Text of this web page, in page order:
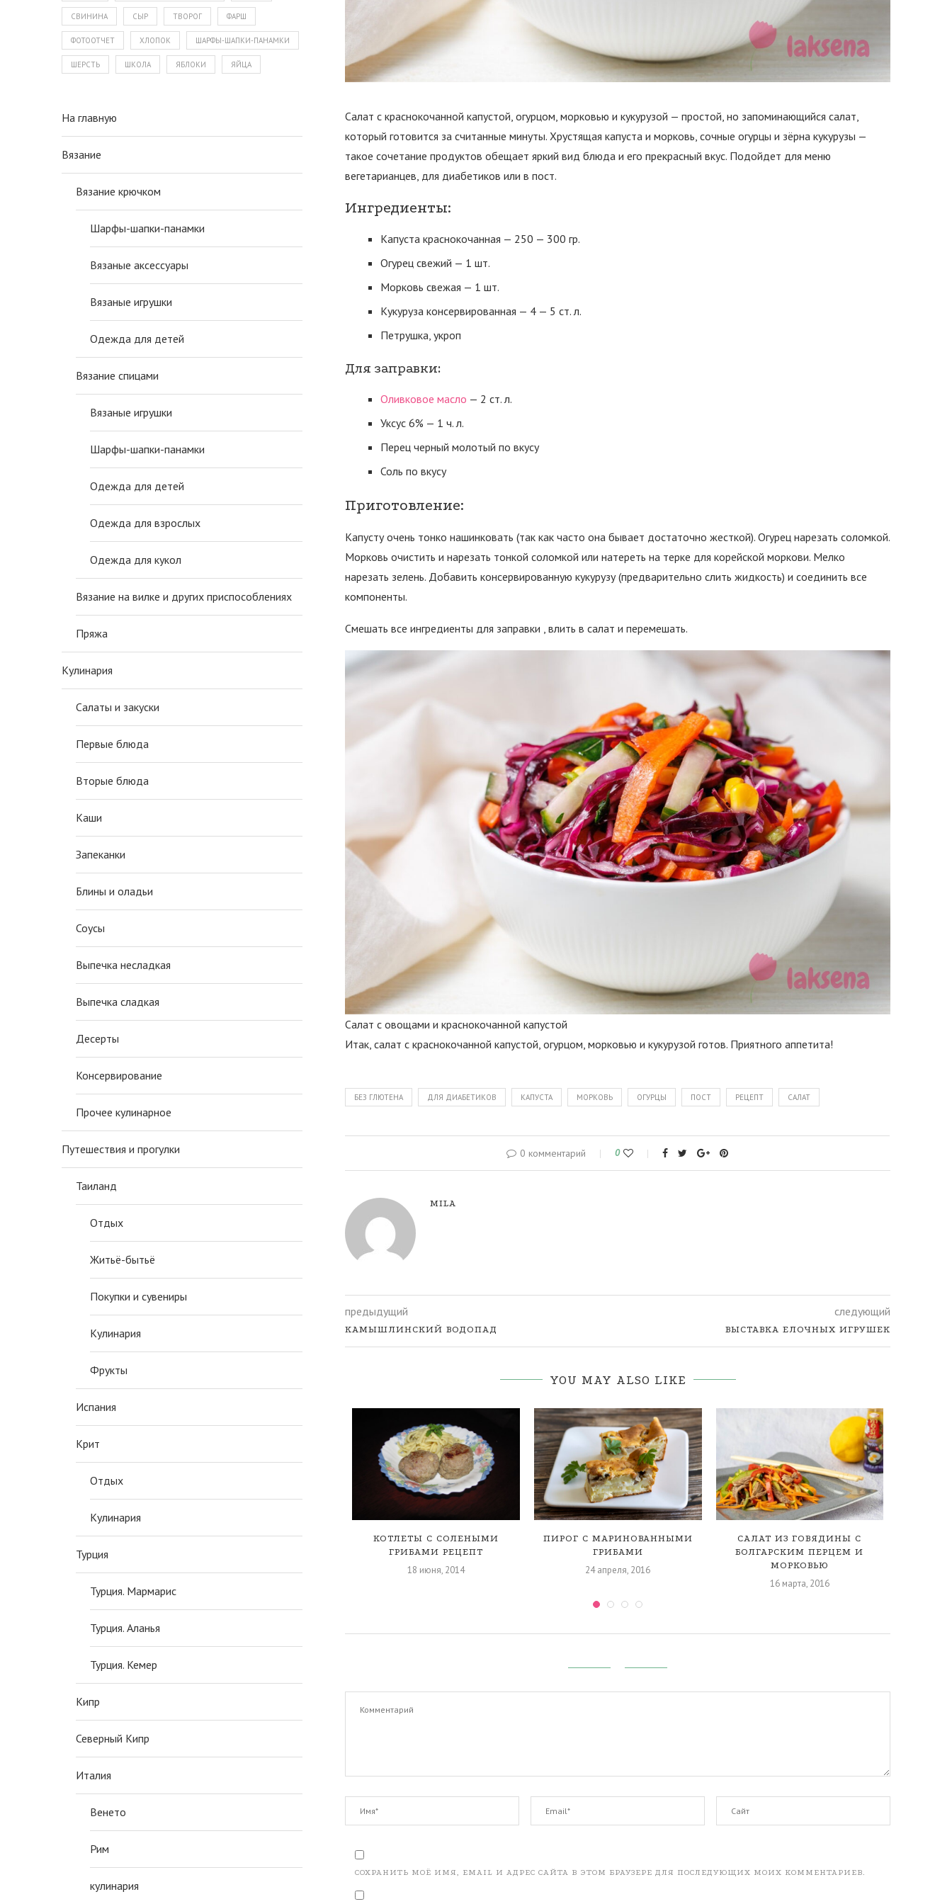
Салат с краснокочанной капустой, огурцом, морковью и кукурузой — простой, но запоминающийся салат,
который готовится за считанные минуты. Хрустящая капуста и морковь, сочные огурцы и зёрна кукурузы —
такое сочетание продуктов обещает яркий вид блюда и его прекрасный вкус. Подойдет для меню
вегетарианцев, для диабетиков или в пост.
Ингредиенты:
Капуста краснокочанная — 250 — 300 гр.
Огурец свежий — 1 шт.
Морковь свежая — 1 шт.
Кукуруза консервированная — 4 — 5 ст. л.
Петрушка, укроп
Для заправки:
Оливковое масло — 2 ст. л.
Уксус 6% — 1 ч. л.
Перец черный молотый по вкусу
Соль по вкусу
Приготовление:
Капусту очень тонко нашинковать (так как часто она бывает достаточно жесткой). Огурец нарезать соломкой.
Морковь очистить и нарезать тонкой соломкой или натереть на терке для корейской моркови. Мелко
нарезать зелень. Добавить консервированную кукурузу (предварительно слить жидкость) и соединить все
компоненты.
Смешать все ингредиенты для заправки , влить в салат и перемешать.
Салат с овощами и краснокочанной капустой
Итак, салат с краснокочанной капустой, огурцом, морковью и кукурузой готов. Приятного аппетита!
БЕЗ ГЛЮТЕНА ДЛЯ ДИАБЕТИКОВ КАПУСТА МОРКОВЬ ОГУРЦЫ ПОСТ РЕЦЕПТ САЛАТ
0 комментарий 0
MILA
предыдущий
КАМЫШЛИНСКИЙ ВОДОПАД
следующий
ВЫСТАВКА ЕЛОЧНЫХ ИГРУШЕК
YOU MAY ALSO LIKE
ПИРОГ ОРЕХОВЫЙ ПУХ
26 августа, 2023
ПАСТА С ТЫКВЕННЫМИ
КОТЛЕТЫ С СОЛЕНЫМИ
ГРИБАМИ РЕЦЕПТ
18 июня, 2014
ПИРОГ С МАРИНОВАННЫМИ
ГРИБАМИ
24 апреля, 2016
САЛАТ ИЗ ГОВЯДИНЫ С
БОЛГАРСКИМ ПЕРЦЕМ И
МОРКОВЬЮ
16 марта, 2016
СОХРАНИТЬ МОЁ ИМЯ, EMAIL И АДРЕС САЙТА В ЭТОМ БРАУЗЕРЕ ДЛЯ ПОСЛЕДУЮЩИХ МОИХ КОММЕНТАРИЕВ.
СВИНИНА СЫР ТВОРОГ ФАРШ
ФОТООТЧЕТ ХЛОПОК ШАРФЫ-ШАПКИ-ПАНАМКИ
ШЕРСТЬ ШКОЛА ЯБЛОКИ ЯЙЦА
На главную
Вязание
Вязание крючком
Шарфы-шапки-панамки
Вязаные аксессуары
Вязаные игрушки
Одежда для детей
Вязание спицами
Вязаные игрушки
Шарфы-шапки-панамки
Одежда для детей
Одежда для взрослых
Одежда для кукол
Вязание на вилке и других приспособлениях
Пряжа
Кулинария
Салаты и закуски
Первые блюда
Вторые блюда
Каши
Запеканки
Блины и оладьи
Соусы
Выпечка несладкая
Выпечка сладкая
Десерты
Консервирование
Прочее кулинарное
Путешествия и прогулки
Таиланд
Отдых
Житьё-бытьё
Покупки и сувениры
Кулинария
Фрукты
Испания
Крит
Отдых
Кулинария
Турция
Турция. Мармарис
Турция. Аланья
Турция. Кемер
Кипр
Северный Кипр
Италия
Венето
Рим
кулинария